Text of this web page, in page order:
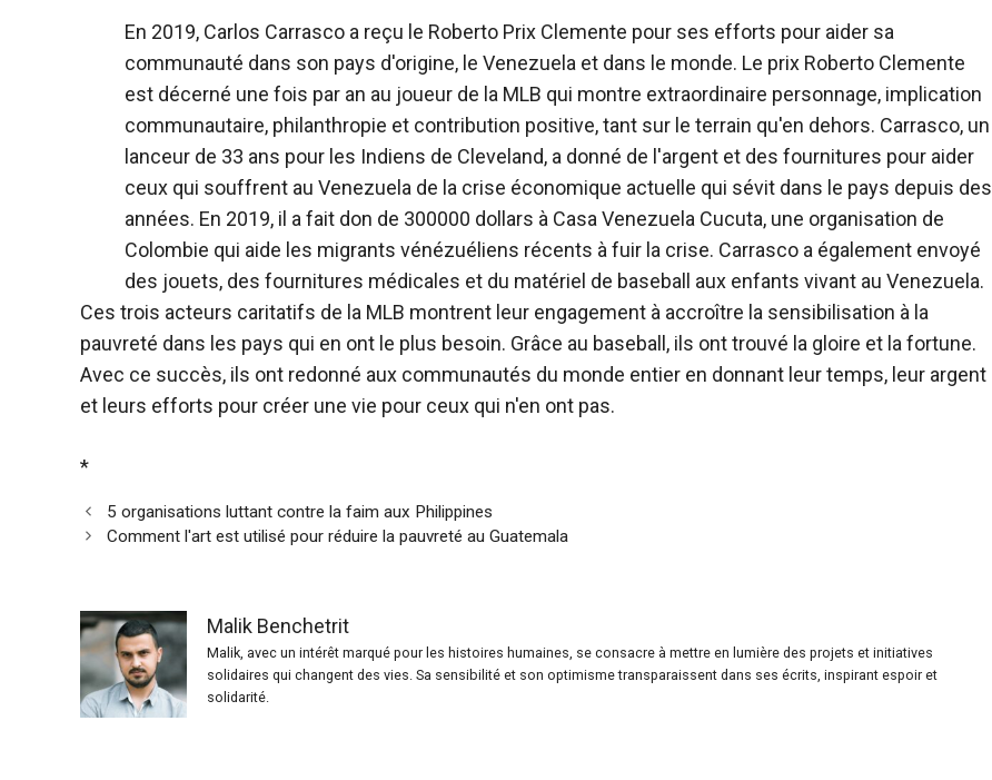
En 2019, Carlos Carrasco a reçu le Roberto Prix ​​Clemente pour ses efforts pour aider sa
communauté dans son pays d'origine, le Venezuela et dans le monde. Le prix Roberto Clemente
est décerné une fois par an au joueur de la MLB qui montre extraordinaire personnage, implication
communautaire, philanthropie et contribution positive, tant sur le terrain qu'en dehors. Carrasco, un
lanceur de 33 ans pour les Indiens de Cleveland, a donné de l'argent et des fournitures pour aider
ceux qui souffrent au Venezuela de la crise économique actuelle qui sévit dans le pays depuis des
années. En 2019, il a fait don de 300000 dollars à Casa Venezuela Cucuta, une organisation de
Colombie qui aide les migrants vénézuéliens récents à fuir la crise. Carrasco a également envoyé
des jouets, des fournitures médicales et du matériel de baseball aux enfants vivant au Venezuela.
Ces trois acteurs caritatifs de la MLB montrent leur engagement à accroître la sensibilisation à la
pauvreté dans les pays qui en ont le plus besoin. Grâce au baseball, ils ont trouvé la gloire et la fortune.
Avec ce succès, ils ont redonné aux communautés du monde entier en donnant leur temps, leur argent
et leurs efforts pour créer une vie pour ceux qui n'en ont pas.
*
5 organisations luttant contre la faim aux Philippines
Comment l'art est utilisé pour réduire la pauvreté au Guatemala
Malik Benchetrit
Malik, avec un intérêt marqué pour les histoires humaines, se consacre à mettre en lumière des projets et initiatives
solidaires qui changent des vies. Sa sensibilité et son optimisme transparaissent dans ses écrits, inspirant espoir et
solidarité.